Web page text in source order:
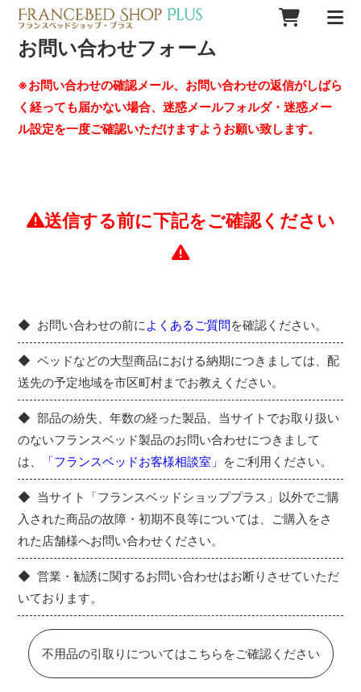
お問い合わせフォーム
※お問い合わせの確認メール、お問い合わせの返信がしばら
く経っても届かない場合、迷惑メールフォルダ・迷惑メー
ル設定を一度ご確認いただけますようお願い致します。
送信する前に下記をご確認ください
お問い合わせの前に よくあるご質問を確認ください。
ベッドなどの大型商品における納期につきましては、配
送先の予定地域を市区町村までお教えください。
部品の紛失、年数の経った製品、当サイトでお取り扱い
のないフランスベッド製品のお問い合わせにつきまして
は、
「フランスベッドお客様相談室」 をご利用ください。
当サイト「フランスベッドショッププラス」以外でご購
入された商品の故障・初期不良等については、ご購入をさ
れた店舗様へお問い合わせください。
営業・勧誘に関するお問い合わせはお断りさせていただ
いております。
不用品の引取りについてはこちらをご確認ください